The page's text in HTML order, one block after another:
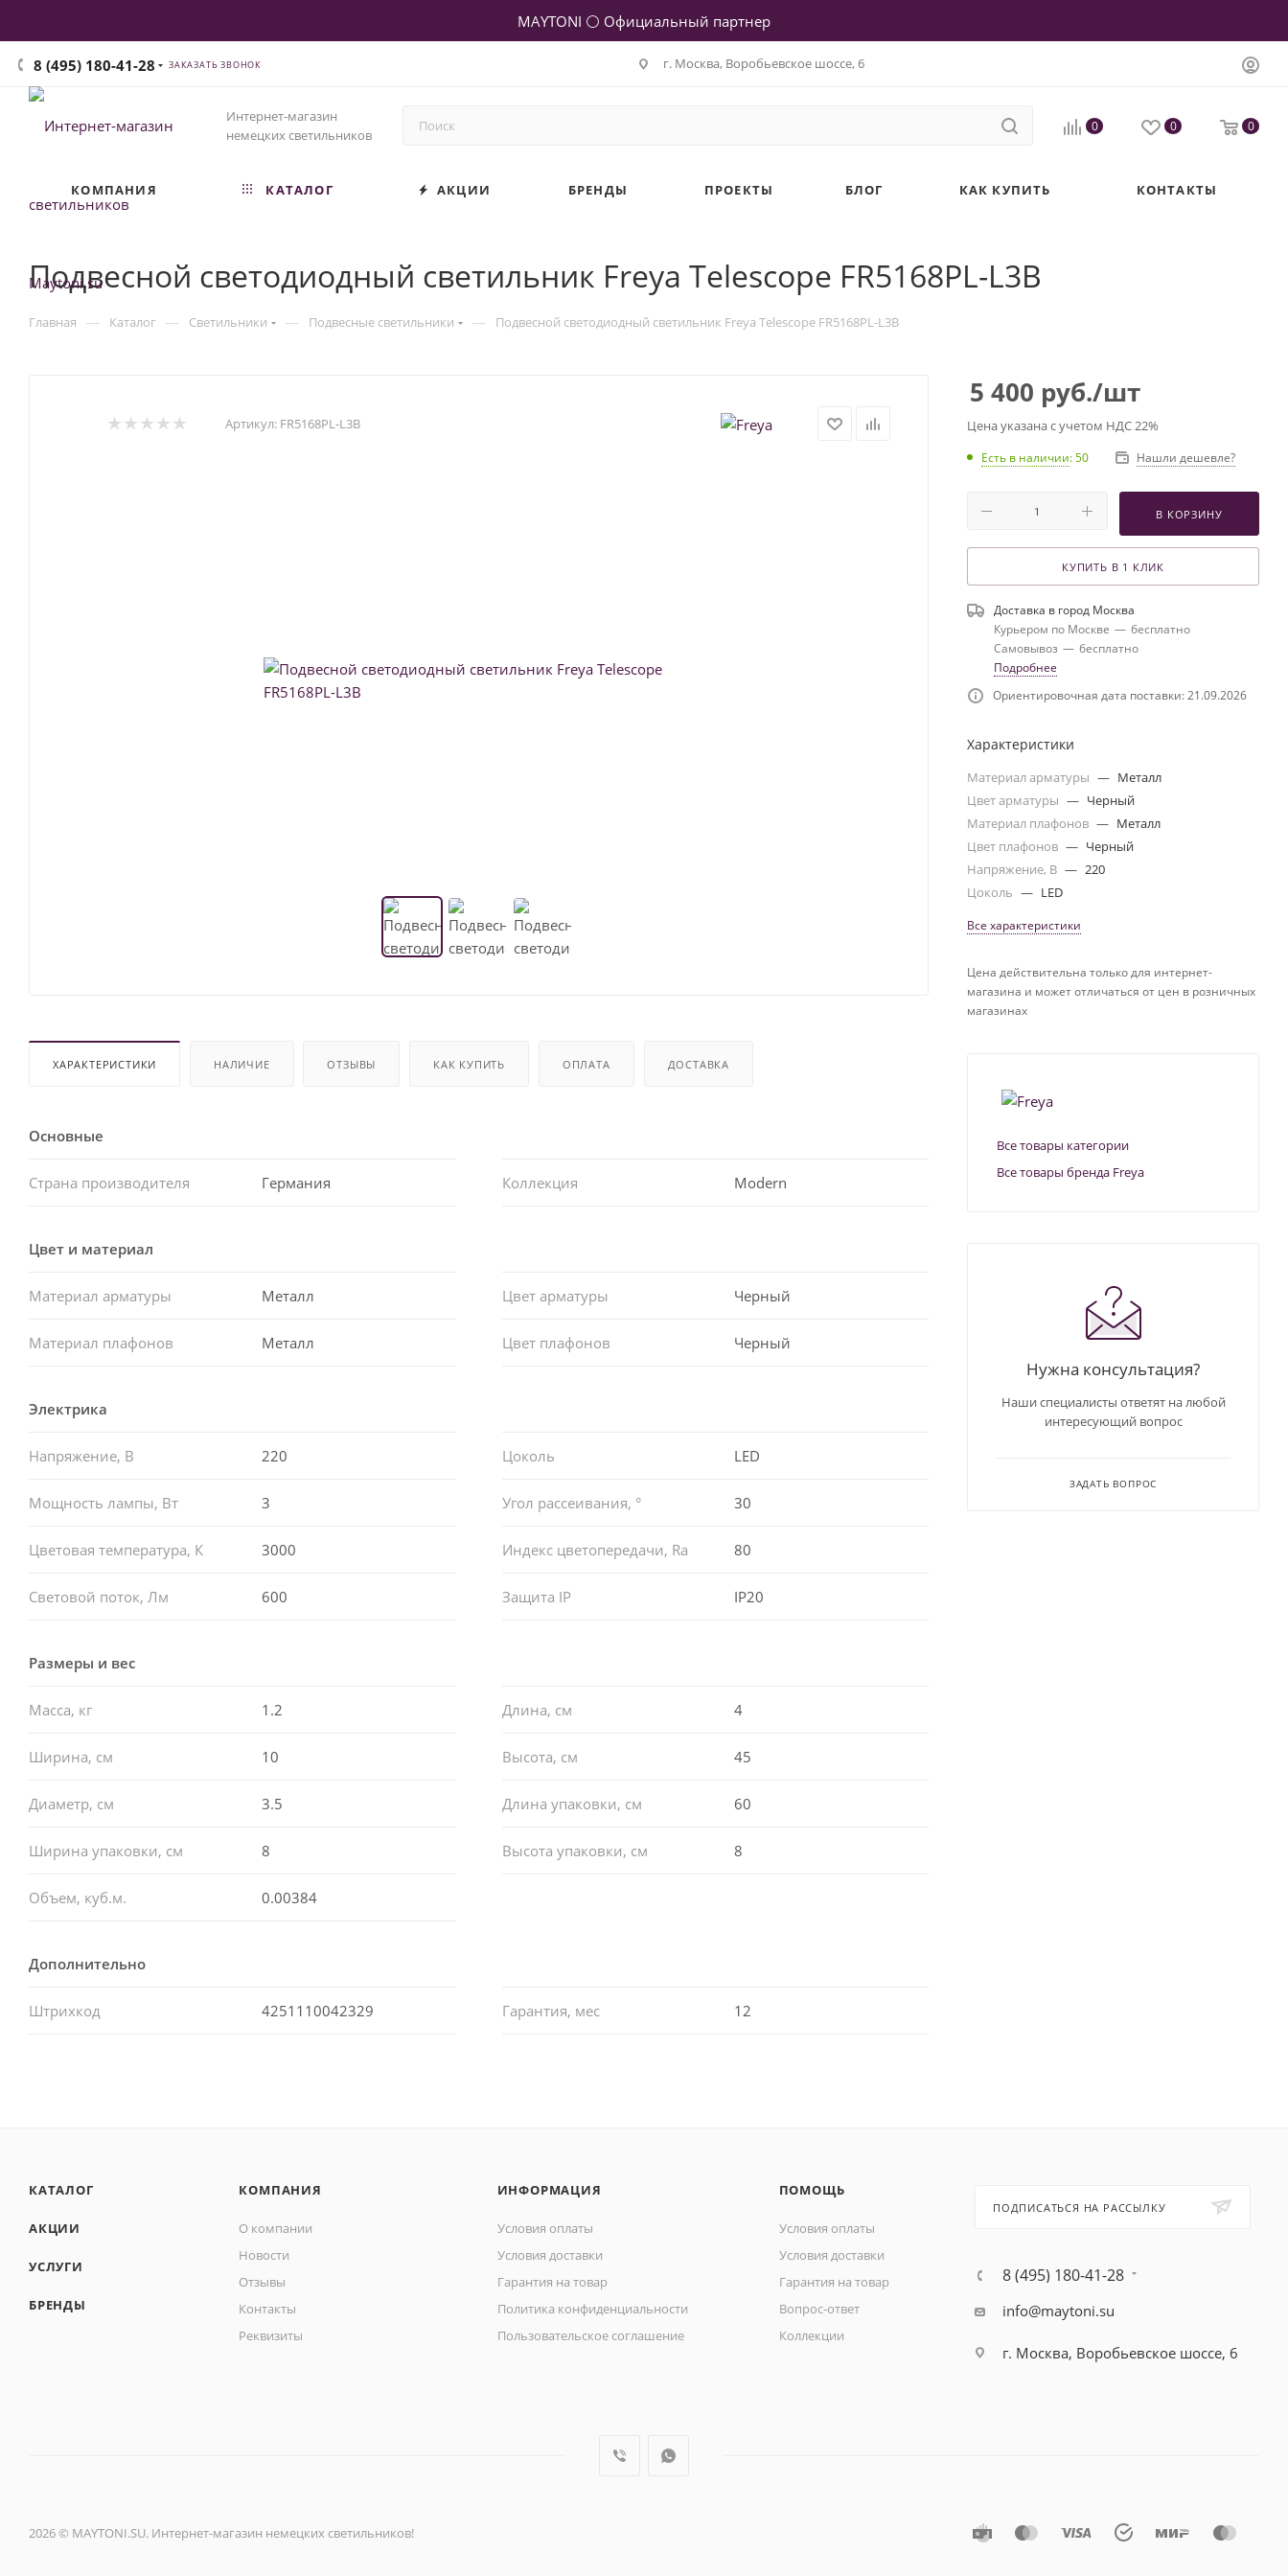
MAYTONI ⚪ Официальный партнер
8 (495) 180-41-28 ЗАКАЗАТЬ ЗВОНОК г. Москва, Воробьевское шоссе, 6
Интернет-магазин
немецких светильников
0 0 0
КОМПАНИЯ КАТАЛОГ АКЦИИ БРЕНДЫ ПРОЕКТЫ БЛОГ КАК КУПИТЬ КОНТАКТЫ
Подвесной светодиодный светильник Freya Telescope FR5168PL-L3B
Главная — Каталог — Светильники — Подвесные светильники — Подвесной светодиодный светильник Freya Telescope FR5168PL-L3B
Артикул: FR5168PL-L3B
ХАРАКТЕРИСТИКИ НАЛИЧИЕ ОТЗЫВЫ КАК КУПИТЬ ОПЛАТА ДОСТАВКА
Основные
Страна производителя Германия Коллекция Modern
Цвет и материал
Материал арматуры Металл Цвет арматуры Черный
Материал плафонов Металл Цвет плафонов Черный
Электрика
Напряжение, В 220 Цоколь LED
Мощность лампы, Вт 3 Угол рассеивания, ° 30
Цветовая температура, К 3000 Индекс цветопередачи, Ra 80
Световой поток, Лм 600 Защита IP IP20
Размеры и вес
Масса, кг 1.2 Длина, см 4
Ширина, см 10 Высота, см 45
Диаметр, см 3.5 Длина упаковки, см 60
Ширина упаковки, см 8 Высота упаковки, см 8
Объем, куб.м. 0.00384
Дополнительно
Штрихкод 4251110042329 Гарантия, мес 12
5 400 руб./шт
Цена указана с учетом НДС 22%
Есть в наличии: 50 Нашли дешевле?
В КОРЗИНУ
КУПИТЬ В 1 КЛИК
Доставка в город Москва
Курьером по Москве — бесплатно
Самовывоз — бесплатно
Подробнее
Ориентировочная дата поставки: 21.09.2026
Характеристики
Материал арматуры — Металл
Цвет арматуры — Черный
Материал плафонов — Металл
Цвет плафонов — Черный
Напряжение, В — 220
Цоколь — LED
Все характеристики
Цена действительна только для интернет-
магазина и может отличаться от цен в розничных
магазинах
Все товары категории
Все товары бренда Freya
Нужна консультация?
Наши специалисты ответят на любой
интересующий вопрос
ЗАДАТЬ ВОПРОС
КАТАЛОГ
АКЦИИ
УСЛУГИ
БРЕНДЫ
КОМПАНИЯ
О компании
Новости
Отзывы
Контакты
Реквизиты
ИНФОРМАЦИЯ
Условия оплаты
Условия доставки
Гарантия на товар
Политика конфиденциальности
Пользовательское соглашение
ПОМОЩЬ
Условия оплаты
Условия доставки
Гарантия на товар
Вопрос-ответ
Коллекции
ПОДПИСАТЬСЯ НА РАССЫЛКУ
8 (495) 180-41-28
info@maytoni.su
г. Москва, Воробьевское шоссе, 6
2026 © MAYTONI.SU. Интернет-магазин немецких светильников!